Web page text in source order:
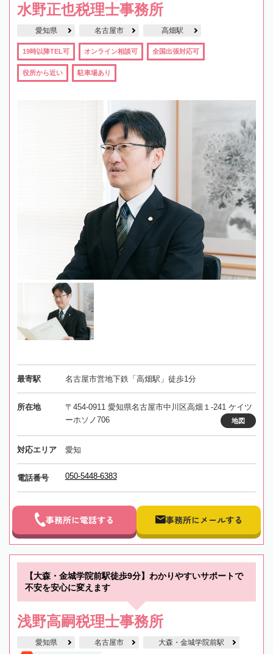
水野正也税理士事務所
愛知県 名古屋市 高畑駅
19時以降TEL可 オンライン相談可 全国出張対応可
役所から近い 駐車場あり
最寄駅 名古屋市営地下鉄「高畑駅」徒歩1分
所在地
〒454-0911 愛知県名古屋市中川区高畑１-241 ケイツ
ーホソノ706
地図
対応エリア 愛知
電話番号 050-5448-6383
事務所に電話する 事務所にメールする
【大森・金城学院前駅徒歩9分】わかりやすいサポートで
不安を安心に変えます
浅野高嗣税理士事務所
愛知県 名古屋市 大森・金城学院前駅